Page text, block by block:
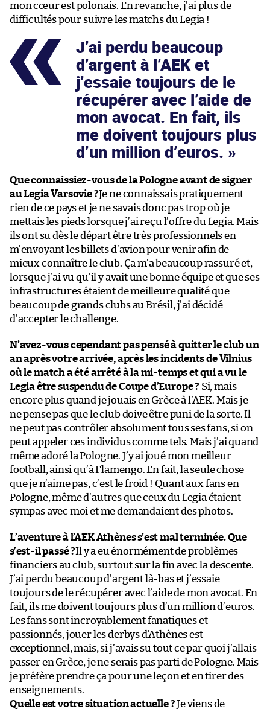
mon cœur est polonais. En revanche, j’ai plus de
difficultés pour suivre les matchs du Legia !
J’ai perdu beaucoup
d’argent à l’AEK et
j’essaie toujours de le
récupérer avec l’aide de
mon avocat. En fait, ils
me doivent toujours plus
d’un million d’euros.
Que connaissiez-vous de la Pologne avant de signer
au Legia Varsovie ?Je ne connaissais pratiquement
rien de ce pays et je ne savais donc pas trop où je
mettais les pieds lorsque j’ai reçu l’offre du Legia. Mais
ils ont su dès le départ être très professionnels en
m’envoyant les billets d’avion pour venir afin de
mieux connaître le club. Ça m’a beaucoup rassuré et,
lorsque j’ai vu qu’il y avait une bonne équipe et que ses
infrastructures étaient de meilleure qualité que
beaucoup de grands clubs au Brésil, j’ai décidé
d’accepter le challenge.
N’avez-vous cependant pas pensé à quitter le club un
an après votre arrivée, après les incidents de Vilnius
où le match a été arrêté à la mi-temps et qui a vu le
Legia être suspendu de Coupe d’Europe ? Si, mais
encore plus quand je jouais en Grèce à l’AEK. Mais je
ne pense pas que le club doive être puni de la sorte. Il
ne peut pas contrôler absolument tous ses fans, si on
peut appeler ces individus comme tels. Mais j’ai quand
même adoré la Pologne. J’y ai joué mon meilleur
football, ainsi qu’à Flamengo. En fait, la seule chose
que je n’aime pas, c’est le froid ! Quant aux fans en
Pologne, même d’autres que ceux du Legia étaient
sympas avec moi et me demandaient des photos.
L’aventure à l’AEK Athènes s’est mal terminée. Que
s’est-il passé ?Il y a eu énormément de problèmes
financiers au club, surtout sur la fin avec la descente.
J’ai perdu beaucoup d’argent là-bas et j’essaie
toujours de le récupérer avec l’aide de mon avocat. En
fait, ils me doivent toujours plus d’un million d’euros.
Les fans sont incroyablement fanatiques et
passionnés, jouer les derbys d’Athènes est
exceptionnel, mais, si j’avais su tout ce par quoi j’allais
passer en Grèce, je ne serais pas parti de Pologne. Mais
je préfère prendre ça pour une leçon et en tirer des
enseignements.
Quelle est votre situation actuelle ?Je viens de